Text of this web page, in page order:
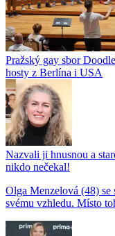
Pražský gay sbor
hosty z Berlína i USA
Nazvali ji hnusnou a
nikdo nečekal!
Olga Menzelová (48) se
svému vzhledu. Místo